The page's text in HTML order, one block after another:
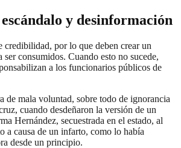
y desinformación
credibilidad, por lo que deben crear un
ser consumidos. Cuando esto no sucede,
a los funcionarios públicos de
de mala voluntad, sobre todo de ignorancia
cuando desdeñaron la versión de un
Hernández, secuestrada en el estado, al
a causa de un infarto, como lo había
desde un principio.